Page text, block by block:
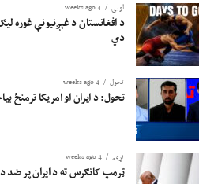
لوبی 4 weeks ago
د افغانستان د غېږنیونې غوره
دي
تحول 4 weeks ago
تحول: د ایران او امریکا ترمنځ
نړۍ 4 weeks ago
ټرمپ کانګرس ته د ایران پر ضد